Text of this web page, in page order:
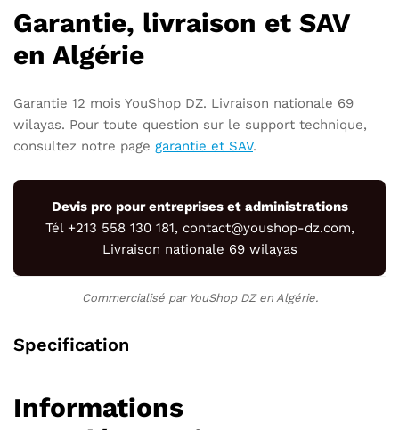
Garantie, livraison et SAV
en Algérie
Garantie 12 mois YouShop DZ. Livraison nationale 69
wilayas. Pour toute question sur le support technique,
consultez notre page garantie et SAV.
Devis pro pour entreprises et administrations
Tél +213 558 130 181, contact@youshop-dz.com,
Livraison nationale 69 wilayas
Commercialisé par YouShop DZ en Algérie.
Specification
Informations